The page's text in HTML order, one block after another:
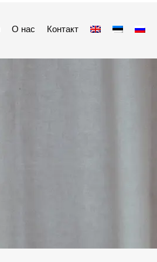
О нас Контакт